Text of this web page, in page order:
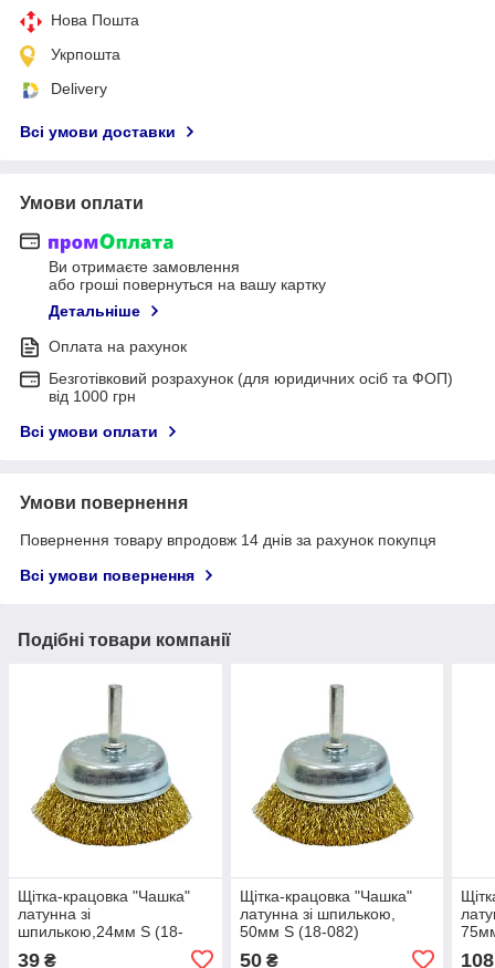
Нова Пошта
Укрпошта
Delivery
Всі умови доставки
Умови оплати
Ви отримаєте замовлення
або гроші повернуться на вашу картку
Детальніше
Оплата на рахунок
Безготівковий розрахунок (для юридичних осіб та ФОП)
від 1000 грн
Всі умови оплати
Умови повернення
Повернення товару впродовж 14 днів за рахунок покупця
Всі умови повернення
Подібні товари компанії
Щітка-крацовка "Чашка"
латунна зі
шпилькою,24мм S (18-
39 ₴
Щітка-крацовка "Чашка"
латунна зі шпилькою,
50мм S (18-082)
50₴ 108